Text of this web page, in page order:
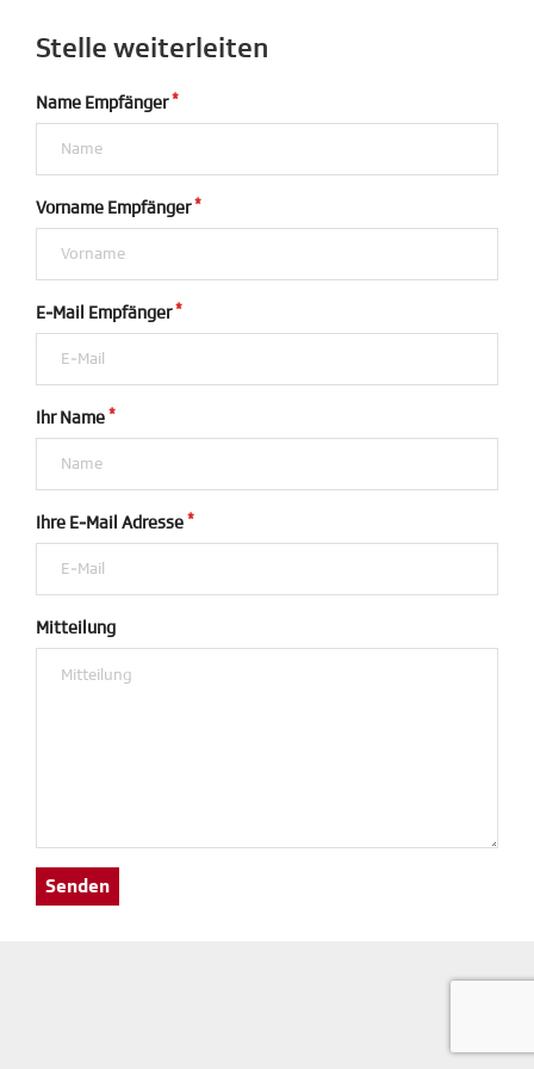
Stelle weiterleiten
Name Empfänger
Vorname Empfänger
E-Mail Empfänger
Ihr Name
Ihre E-Mail Adresse
Mitteilung
Senden